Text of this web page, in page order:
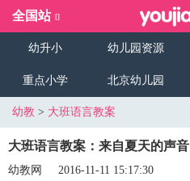
全国站
幼升小 幼儿园资源
重点小学 北京幼儿园
幼教 > 大班语言教案
大班语言教案：来自夏天的声音
幼教网 2016-11-11 15:17:30